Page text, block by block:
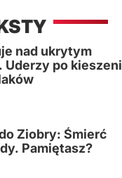
nad ukrytym
Uderzy po kieszeni
Ziobry: Śmierć
Pamiętasz?